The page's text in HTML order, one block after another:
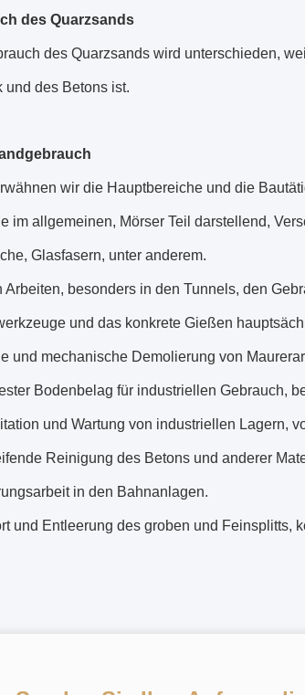
des Quarzsands
des Quarzsands wird unterschieden,
und des Betons ist.
wir die Hauptbereiche und die
im allgemeinen, Mörser Teil darstellend,
Glasfasern, unter anderem.
Arbeiten, besonders in den Tunnels, den
und das konkrete Gießen
und mechanische Demolierung von
Bodenbelag für industriellen Gebrauch,
und Wartung von industriellen Lagern,
Reinigung des Betons und anderer
in den Bahnanlagen.
und Entleerung des groben und Feinsplitts,